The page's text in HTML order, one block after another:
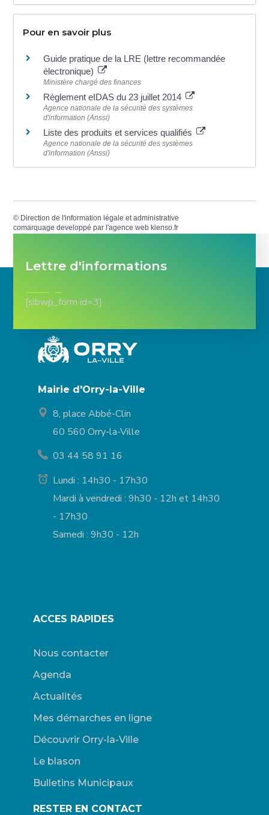
Pour en savoir plus
Guide pratique de la LRE (lettre recommandée
électronique)
Ministère chargé des finances
Règlement eIDAS du 23 juillet 2014
Agence nationale de la sécurité des systèmes
d'information (Anssi)
Liste des produits et services qualifiés
Agence nationale de la sécurité des systèmes
d'information (Anssi)
© Direction de l'information légale et administrative
comarquage developpé par l'agence web kienso.fr
Lettre d'informations
[sibwp_form id=3]
Mairie d'Orry-la-Ville
8, place Abbé-Clin
60 560 Orry-la-Ville
03 44 58 91 16
Lundi : 14h30 - 17h30
Mardi à vendredi : 9h30 - 12h et 14h30
- 17h30
Samedi : 9h30 - 12h
ACCES RAPIDES
Nous contacter
Agenda
Actualités
Mes démarches en ligne
Découvrir Orry-la-Ville
Le blason
Bulletins Municipaux
RESTER EN CONTACT